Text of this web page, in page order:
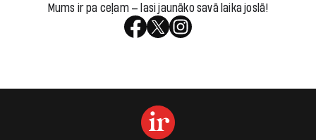
Mums ir pa ceļam — lasi jaunāko savā laika joslā!